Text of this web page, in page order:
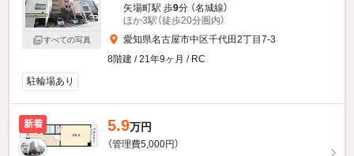
すべての写真
矢場町駅 歩9分 （名城線）
ほか3駅（徒歩20分圏内）
愛知県名古屋市中区千代田2丁目7-3
8階建 / 21年9ヶ月 / RC
駐輪場あり
新着 5.9万円
（管理費5,000円）